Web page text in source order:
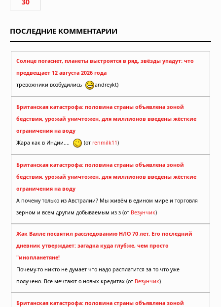
ПОСЛЕДНИЕ КОММЕНТАРИИ
Солнце погаснет, планеты выстроятся в ряд, звёзды упадут: что
предвещает 12 августа 2026 года
тревожники возбудились
andreykt)
Британская катастрофа: половина страны объявлена зоной
бедствия, урожай уничтожен, для миллионов введены жёсткие
ограничения на воду
Жара как в Индии....
(от renmilk11)
Британская катастрофа: половина страны объявлена зоной
бедствия, урожай уничтожен, для миллионов введены жёсткие
ограничения на воду
А почему только из Австралии? Мы живём в едином мире и торговля
зерном и всем другим добываемым из з (от Везунчик)
Жак Валле посвятил расследованию НЛО 70 лет. Его последний
дневник утверждает: загадка куда глубже, чем просто
"инопланетяне!
Почему-то никто не думает что надо расплатится за то что уже
получено. Все мечтают о новых кредитах (от Везунчик)
Британская катастрофа: половина страны объявлена зоной